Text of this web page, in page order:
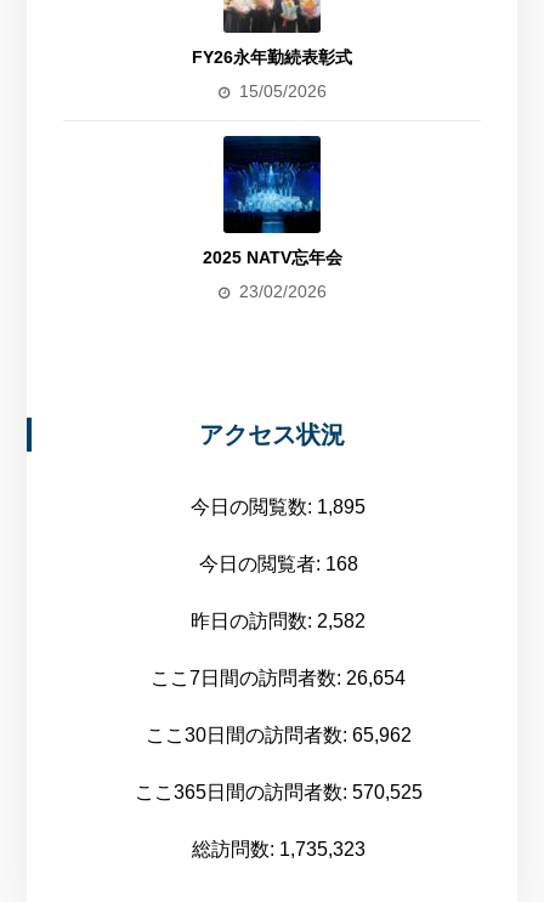
FY26永年勤続表彰式
15/05/2026
2025 NATV忘年会
23/02/2026
アクセス状況
今日の閲覧数: 1,895
今日の閲覧者: 168
昨日の訪問数: 2,582
ここ7日間の訪問者数: 26,654
ここ30日間の訪問者数: 65,962
ここ365日間の訪問者数: 570,525
総訪問数: 1,735,323